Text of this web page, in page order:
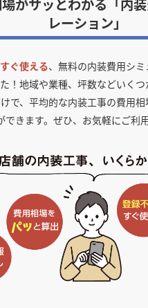
がサッとわかる「内
レーション」
ぐ使える、無料の内装費用シ
！ 地域や業種、坪数などいく
で、平均的な内装工事の費用
できます。ぜひ、お気軽にご利